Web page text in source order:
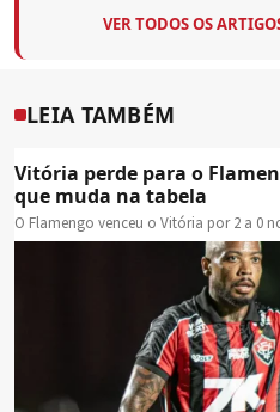
VER TODOS OS
LEIA TAMBÉM
Vitória perde para o
que muda na tabela
O Flamengo venceu o Vitória por 2 a 0